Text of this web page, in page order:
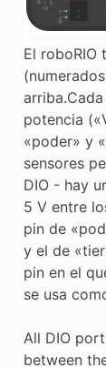
El roboRIO
potencia
«poder» y
sensores
DIO - hay
5 V entre
pin de
y el de
pin en el
se usa
All DIO
between